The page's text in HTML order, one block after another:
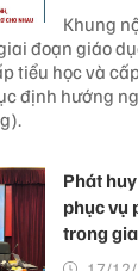
Khung
đoạn giáo
tiểu học và
định hướng
Phát
phục vụ
trong